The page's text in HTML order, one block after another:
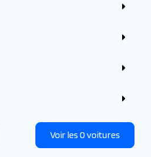
Voir les0voitures